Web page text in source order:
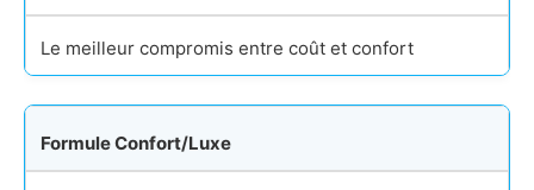
Le meilleur compromis entre coût et confort
Formule Confort/Luxe